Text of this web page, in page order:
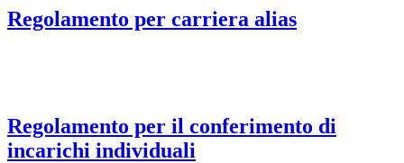
Regolamento per carriera alias
Regolamento per il conferimento di
incarichi individuali